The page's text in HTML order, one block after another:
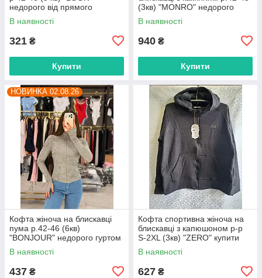
недорого від прямого
постачальника
В наявності
321 ₴
Купити
(3кв) "MONRO" недорого
гуртом від прямого
постачальника
В наявності
940 ₴
Купити
НОВИНКА 02.08.26
Кофта жіноча на блискавці
пума р.42-46 (6кв)
"BONJOUR" недорого гуртом
від прямого постачальника
В наявності
437 ₴
Кофта спортивна жіноча на
блискавці з капюшоном р-р
S-2XL (3кв) "ZERO" купити
недорого від прямого
постачальника
В наявності
627 ₴